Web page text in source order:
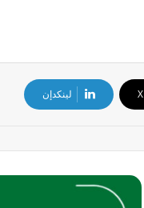
‫X لينكدإن
وظيفة
مصمم